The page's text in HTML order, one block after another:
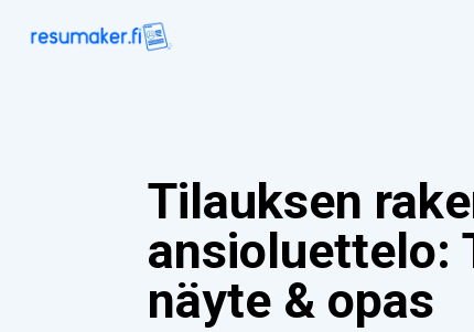
Tilauksen
ansioluettelo:
näyte & opas